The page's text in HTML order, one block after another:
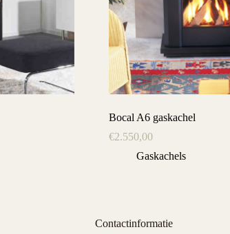
Bocal A6 gaskachel
€2.550,00
Gaskachels
Contactinformatie